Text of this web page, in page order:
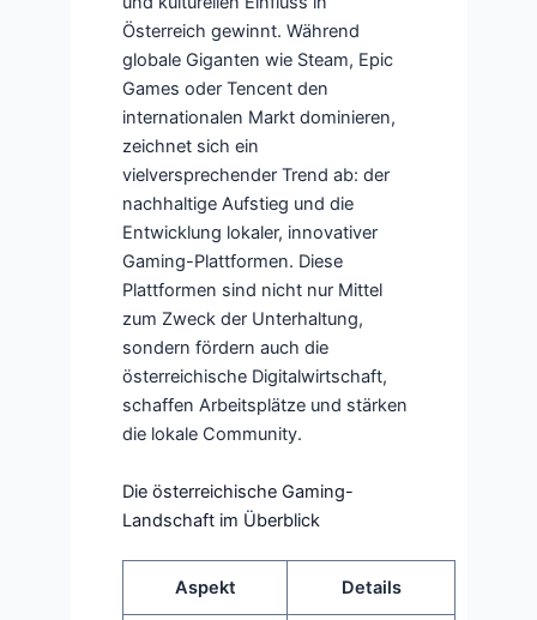
Österreich gewinnt. Während
globale Giganten wie Steam, Epic
Games oder Tencent den
internationalen Markt dominieren,
zeichnet sich ein
vielversprechender Trend ab: der
nachhaltige Aufstieg und die
Entwicklung lokaler, innovativer
Gaming-Plattformen. Diese
Plattformen sind nicht nur Mittel
zum Zweck der Unterhaltung,
sondern fördern auch die
österreichische Digitalwirtschaft,
schaffen Arbeitsplätze und stärken
die lokale Community.
Die österreichische Gaming-
Landschaft im Überblick
Aspekt Details